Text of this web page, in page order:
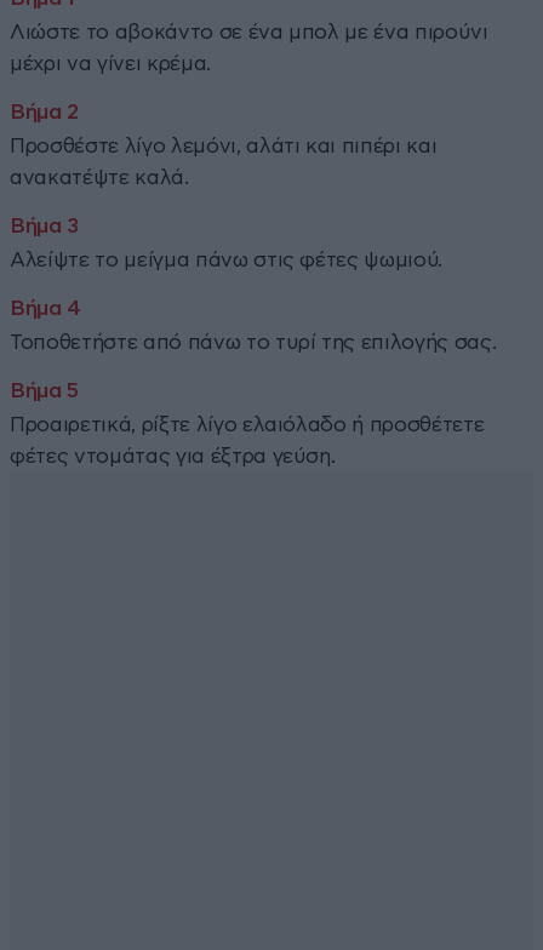
Λιώστε το αβοκάντο σε ένα μπολ με ένα πιρούνι
μέχρι να γίνει κρέμα.
Προσθέστε λίγο λεμόνι, αλάτι και πιπέρι και
ανακατέψτε καλά.
Αλείψτε το μείγμα πάνω στις φέτες ψωμιού.
Τοποθετήστε από πάνω το τυρί της επιλογής σας.
Προαιρετικά, ρίξτε λίγο ελαιόλαδο ή προσθέτετε
φέτες ντομάτας για έξτρα γεύση.